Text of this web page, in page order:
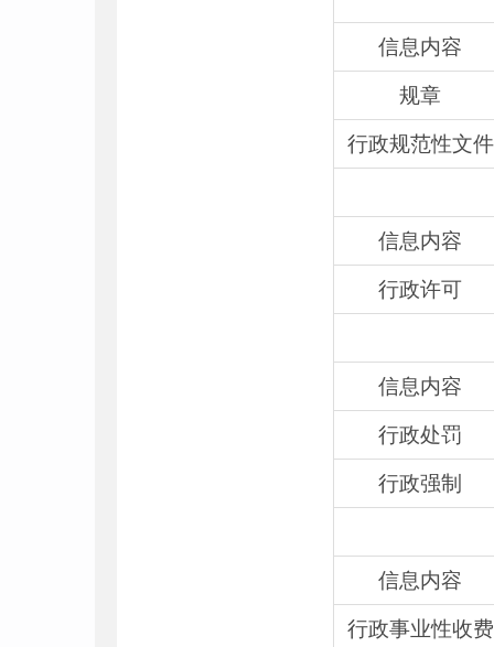
信息内容
规章
行政规范性文件
信息内容
行政许可
信息内容
行政处罚
行政强制
信息内容
行政事业性收费